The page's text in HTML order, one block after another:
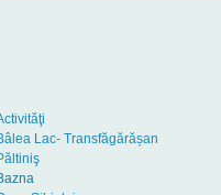
Lac- Transfăgărășan